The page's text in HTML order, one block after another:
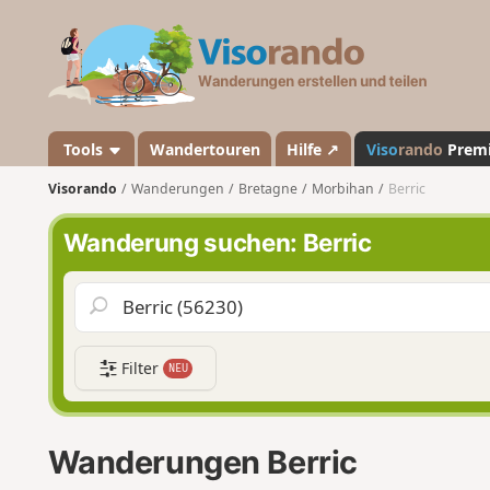
a
n
o
Tools Wandertouren Hilfe ↗ Visorando
Visorando Wanderungen Bretagne Morbihan Berric
Wanderung suchen: Berric
Filter NEU
Wanderungen Berric